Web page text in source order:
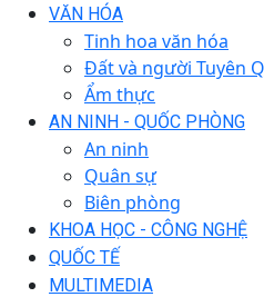
VĂN HÓA
Tinh hoa văn hóa
Đất và người Tuyên
Ẩm thực
AN NINH - QUỐC PHÒNG
An ninh
Quân sự
Biên phòng
KHOA HỌC - CÔNG NGHỆ
QUỐC TẾ
MULTIMEDIA